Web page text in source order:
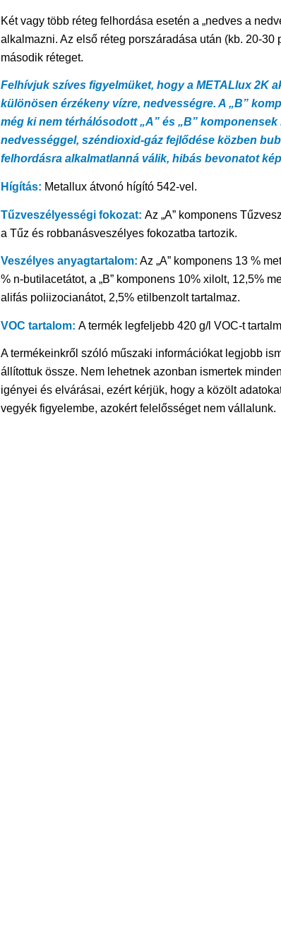
Két vagy több réteg felhordása esetén a „nedves a
alkalmazni. Az első réteg porszáradása után (kb. 20-30
második réteget.
Felhívjuk szíves figyelmüket, hogy a METALlux 2K
különösen érzékeny vízre, nedvességre. A „B”
még ki nem térhálósodott „A” és „B” komponensek
nedvességgel, széndioxid-gáz fejlődése közben
felhordásra alkalmatlanná válik, hibás bevonatot
Hígítás: Metallux átvonó hígító 542-vel.
Tűzveszélyességi fokozat:Az „A” komponens
a Tűz és robbanásveszélyes fokozatba tartozik.
Veszélyes anyagtartalom: Az „A” komponens 13 %
% n-butilacetátot, a „B” komponens 10% xilolt, 12,5%
alifás poliizocianátot, 2,5% etilbenzolt tartalmaz.
VOC tartalom:A termék legfeljebb 420 g/l VOC-t
A termékeinkről szóló műszaki információkat legjobb
állítottuk össze. Nem lehetnek azonban ismertek
igényei és elvárásai, ezért kérjük, hogy a közölt
vegyék figyelembe, azokért felelősséget nem vállalunk.